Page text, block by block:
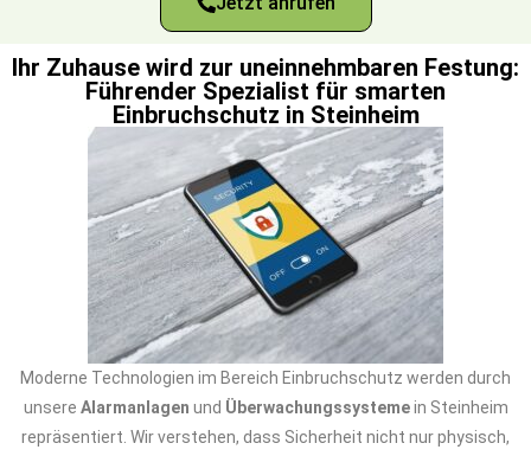
Ihr Zuhause wird zur uneinnehmbaren Festung:
Führender Spezialist für smarten
Einbruchschutz in Steinheim
Moderne Technologien im Bereich Einbruchschutz werden durch
unsere Alarmanlagen und Überwachungssystemein Steinheim
repräsentiert. Wir verstehen, dass Sicherheit nicht nur physisch,